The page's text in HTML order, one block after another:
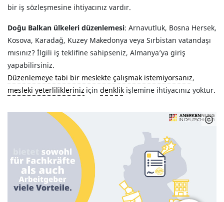
bir iş sözleşmesine ihtiyacınız vardır.
Doğu Balkan ülkeleri düzenlemesi: Arnavutluk, Bosna Hersek,
Kosova, Karadağ, Kuzey Makedonya veya Sırbistan vatandaşı
mısınız? İlgili iş teklifine sahipseniz, Almanya’ya giriş
yapabilirsiniz.
Düzenlemeye tabi bir meslekte çalışmak istemiyorsanız,
mesleki yeterlilikleriniz içindenklik işlemine ihtiyacınız yoktur.